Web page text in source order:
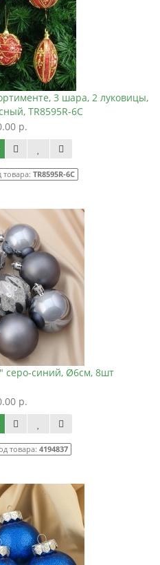
3 шара, 2 луковицы,
TR8595R-6C
р.
товара: TR8595R-6C
синий, Ø6см, 8шт
р.
товара: 4194837